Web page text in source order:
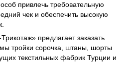
привлечь требовательную
чек и обеспечить высокую
предлагает заказать
тройки сорочка, штаны, шорты
текстильных фабрик Турции и